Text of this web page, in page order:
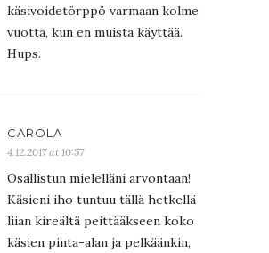
käsivoidetörppö varmaan kolme
vuotta, kun en muista käyttää.
Hups.
CAROLA
4.12.2017 at 10:57
Osallistun mielelläni arvontaan!
Käsieni iho tuntuu tällä hetkellä
liian kireältä peittääkseen koko
käsien pinta-alan ja pelkäänkin,